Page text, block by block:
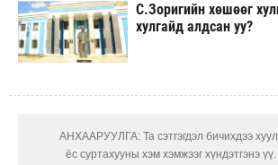
С.Зоригийн хөшөөг
хулгайд алдсан уу?
АНХААРУУЛГА: Та сэтгэгдэл бичихдээ
ёс суртахууны хэм хэмжээг хүндэтгэнэ